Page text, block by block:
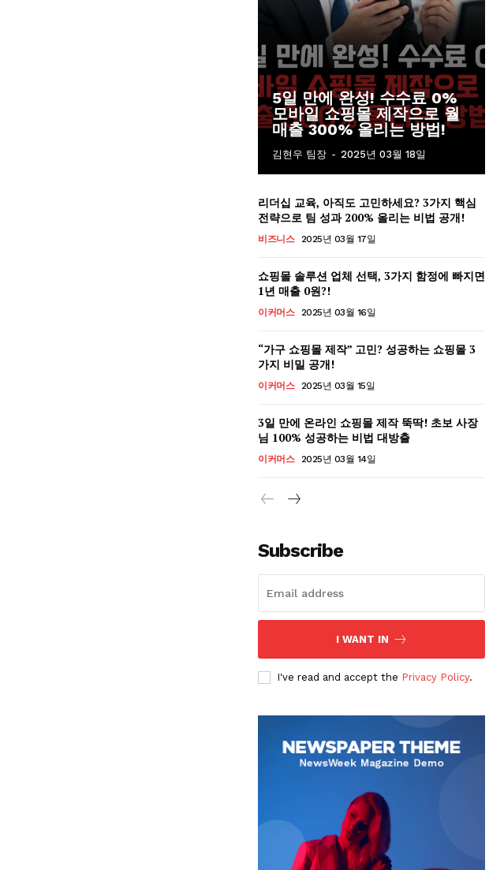
5일 만에 완성! 수수료 0%
모바일 쇼핑몰 제작으로 월
매출 300% 올리는 방법!
김현우 팀장 - 2025년 03월 18일
리더십 교육, 아직도 고민하세요? 3가지 핵심
전략으로 팀 성과 200% 올리는 비법 공개!
비즈니스 2025년 03월 17일
쇼핑몰 솔루션 업체 선택, 3가지 함정에 빠지면
1년 매출 0원?!
이커머스 2025년 03월 16일
“가구 쇼핑몰 제작” 고민? 성공하는 쇼핑몰 3
가지 비밀 공개!
이커머스 2025년 03월 15일
3일 만에 온라인 쇼핑몰 제작 뚝딱! 초보 사장
님 100% 성공하는 비법 대방출
이커머스 2025년 03월 14일
Subscribe
I WANT IN
I've read and accept the Privacy Policy.